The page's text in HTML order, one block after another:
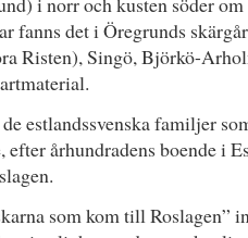
fanns det i Öregrunds
Risten), Singö, Björkö-
estlandssvenska familjer
efter århundradens boende i
som kom till Roslagen”